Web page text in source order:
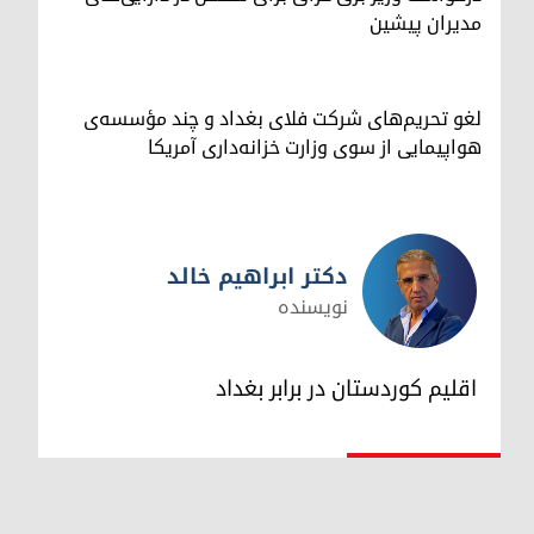
مدیران پیشین
لغو تحریم‌های شرکت فلای بغداد و چند مؤسسه‌ی
هواپیمایی از سوی وزارت خزانه‌داری آمریکا
دکتر ابراهیم خالد
دکتر ابراهیم خالد
نویسنده
اقلیم کوردستان در برابر بغداد